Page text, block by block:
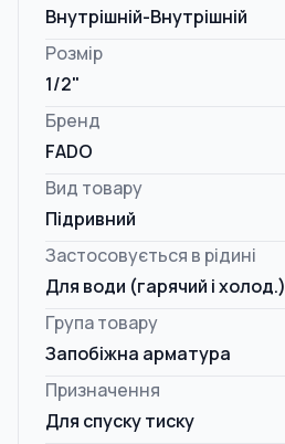
Внутрішній-Внутрішній
Розмір
1/2"
Бренд
FADO
Вид товару
Підривний
Застосовується в рідині
Для води (гарячий і холод.)
Група товару
Запобіжна арматура
Призначення
Для спуску тиску